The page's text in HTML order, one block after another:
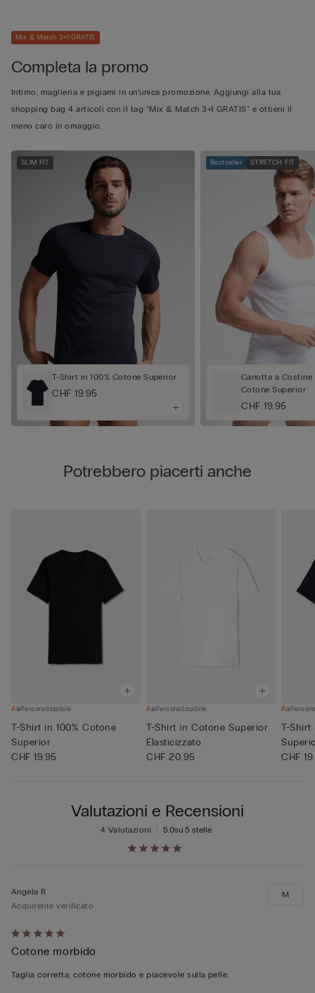
Mix & Match 3+1 GRATIS
Completa la promo
Intimo, maglieria e pigiami in un’unica promozione. Aggiungi alla tua
shopping bag 4 articoli con il tag "Mix & Match 3+1 GRATIS" e ottieni il
meno caro in omaggio.
SLIM FIT
T-Shirt in 100% Cotone Superior
CHF 19.95
Bestseller STRETCH FIT
Canotta a Costine
Cotone Superior
CHF 19.95
Potrebbero piacerti anche
Personalizzabile
T-Shirt in 100% Cotone
Superior
CHF 19.95
Personalizzabile
T-Shirt in Cotone Superior
Elasticizzato
CHF 20.95
T-Shirt
CHF
Valutazioni e Recensioni
5.0su 5 stelle
4 Valutazioni
Valutato
5
su
Angela R
Acquirente verificato
Cotone morbido
Taglia corretta, cotone morbido e piacevole sulla pelle.
M